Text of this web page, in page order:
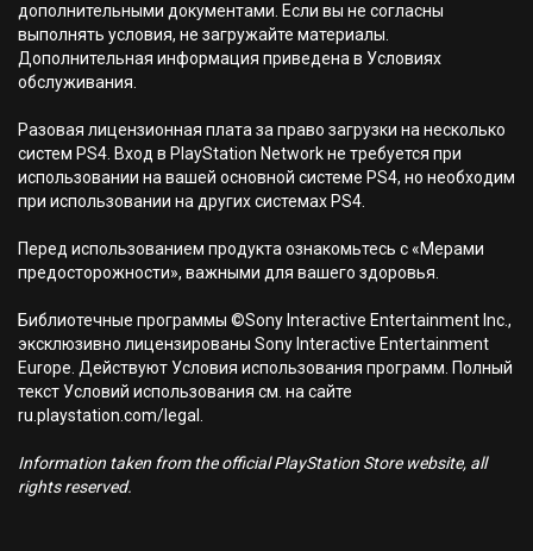
дополнительными документами. Если вы не согласны
выполнять условия, не загружайте материалы.
Дополнительная информация приведена в Условиях
обслуживания.
Разовая лицензионная плата за право загрузки на несколько
систем PS4. Вход в PlayStation Network не требуется при
использовании на вашей основной системе PS4, но необходим
при использовании на других системах PS4.
Перед использованием продукта ознакомьтесь с «Мерами
предосторожности», важными для вашего здоровья.
Библиотечные программы ©Sony Interactive Entertainment Inc.,
эксклюзивно лицензированы Sony Interactive Entertainment
Europe. Действуют Условия использования программ. Полный
текст Условий использования см. на сайте
ru.playstation.com/legal.
Information taken from the official PlayStation Store website, all
rights reserved.